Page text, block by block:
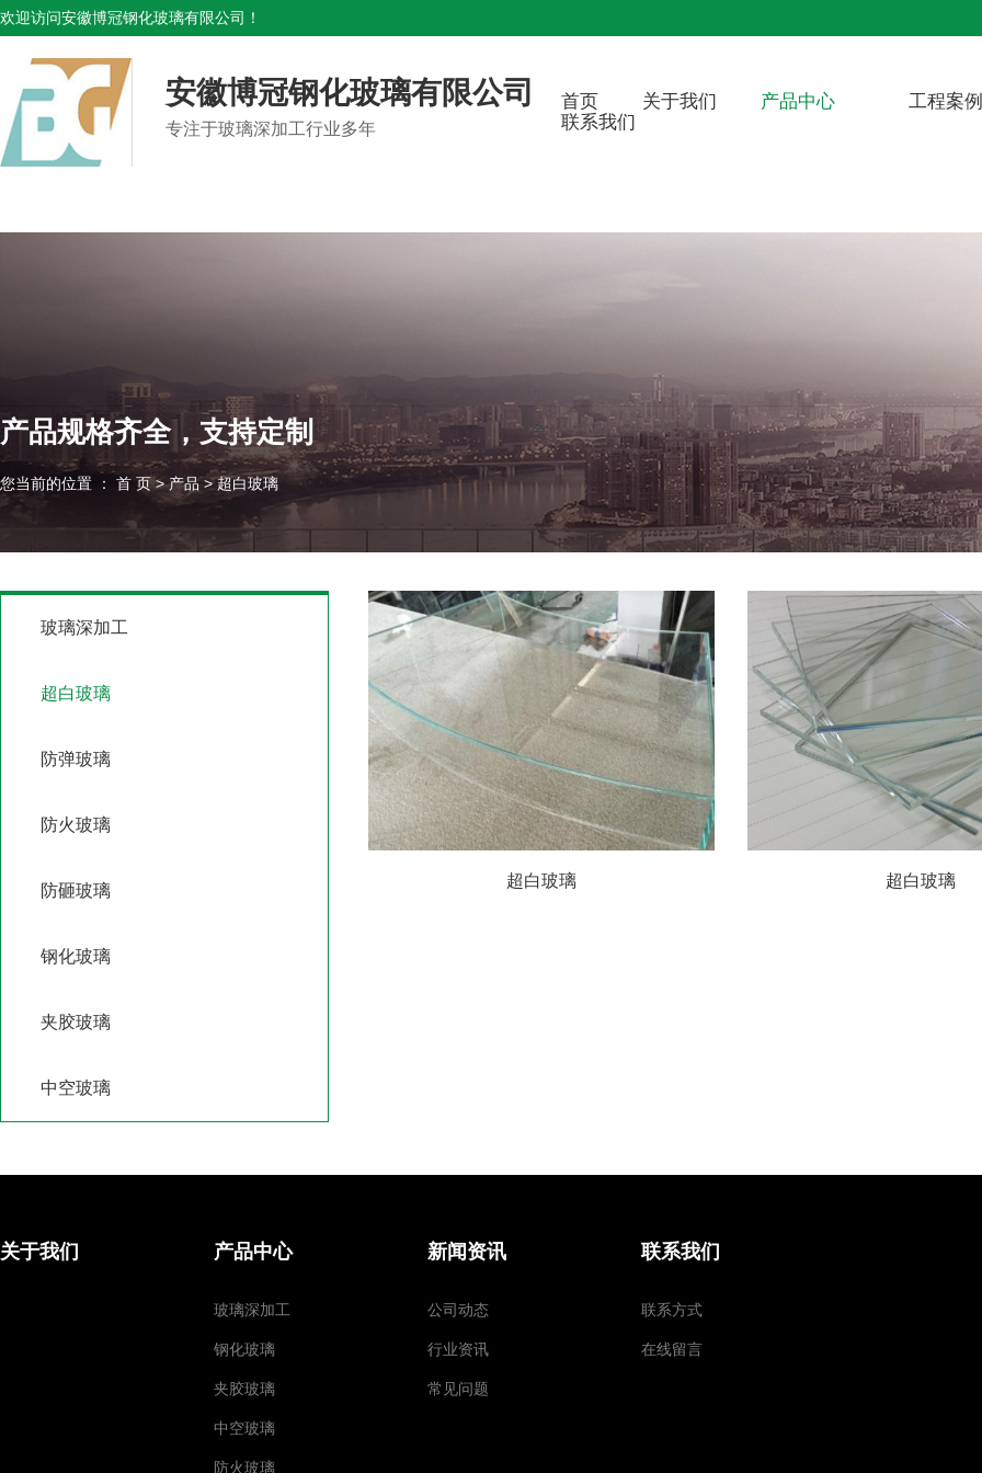
欢迎访问安徽博冠钢化玻璃有限公司！
安徽博冠钢化玻璃有限公司
专注于玻璃深加工行业多年
首页 关于我们 产品中心
工程案例
联系我们
产品规格齐全，支持定制
您当前的位置 ： 首 页>产品 >超白玻璃
产品规格齐全，支持定制
您当前的位置 ： 首 页 >产品 >超白玻璃
产品规格齐全，支持定制
您当前的位置 ： 首 页 >产品 >超白玻璃
玻璃深加工
超白玻璃
防弹玻璃
防火玻璃
防砸玻璃
钢化玻璃
夹胶玻璃
中空玻璃
超白玻璃 超白玻璃
关于我们 产品中心
玻璃深加工
钢化玻璃
夹胶玻璃
中空玻璃
防火玻璃
新闻资讯
公司动态
行业资讯
常见问题
联系我们
联系方式
在线留言